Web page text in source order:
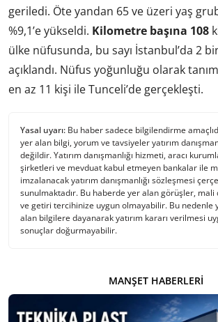
geriledi. Öte yandan 65 ve üzeri yaş
%9,1’e yükseldi. Kilometre başına 108
ülke nüfusunda, bu sayı İstanbul’da 2
açıklandı. Nüfus yoğunluğu olarak
en az 11 kişi ile Tunceli’de gerçekleşti.
Yasal uyarı: Bu haber sadece bilgilendirme
yer alan bilgi, yorum ve tavsiyeler yatırım
değildir. Yatırım danışmanlığı hizmeti, aracı
şirketleri ve mevduat kabul etmeyen bankalar ile
imzalanacak yatırım danışmanlığı sözleşmesi
sunulmaktadır. Bu haberde yer alan görüşler,
ve getiri tercihinize uygun olmayabilir. Bu nedenle
alan bilgilere dayanarak yatırım kararı verilmesi
sonuçlar doğurmayabilir.
MANŞET HABERLERI